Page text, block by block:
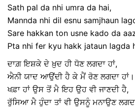
Sath pal da nhi umra da hai,
Mannda nhi dil esnu samjhaun
Sare hakkan ton usne kado da
Pta nhi fer kyu hakk jataun lagda
ਦਾਗ਼ ਇਸ਼ਕੇ ਦੇ ਖ਼ੁਦ ਹੀ ਧੋਣ ਲਗਦਾ ਹਾਂ,
ਐਨੀ ਯਾਦ ਆਉਂਦੀ ਹੈ ਕੇ ਮੈਂ ਰੋਣ ਲਗਦਾ ਹਾਂ।
ਖਫ਼ਾ ਹਾਂ ਉਸ ਤੋਂ ਮੈ ਇਹ ਉਹ ਵੀ ਜਾਣਦੀ ਹੈ,
ਰੁੱਸਿਆ ਮੈ ਹੁੰਦਾ ਤਾਂ ਵੀ ਉਸਨੂੰ ਮਨਾਉਣ